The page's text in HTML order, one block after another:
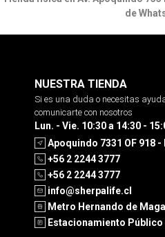
de
NUESTRA TIENDA
Si es una duda o necesitas
comunicarte con nosotros
Lun. - Vie. 10:30 a 14:30 -
Apoquindo 7331 OF 918 -
+56 2 2244 3777
+56 2 2244 3777
info@sherpalife.cl
Metro Hernando de
Estacionamiento Público